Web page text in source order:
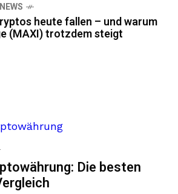
heute fallen – und warum
(MAXI) trotzdem steigt
Die besten